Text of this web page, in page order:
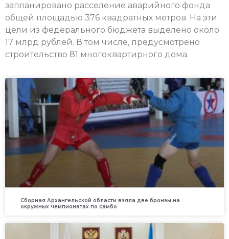
запланировано расселение аварийного фонда
общей площадью 376 квадратных метров. На эти
цели из федерального бюджета выделено около
17 млрд рублей. В том числе, предусмотрено
строительство 81 многоквартирного дома.
Сборная Архангельской области взяла две бронзы на
окружных чемпионатах по самбо